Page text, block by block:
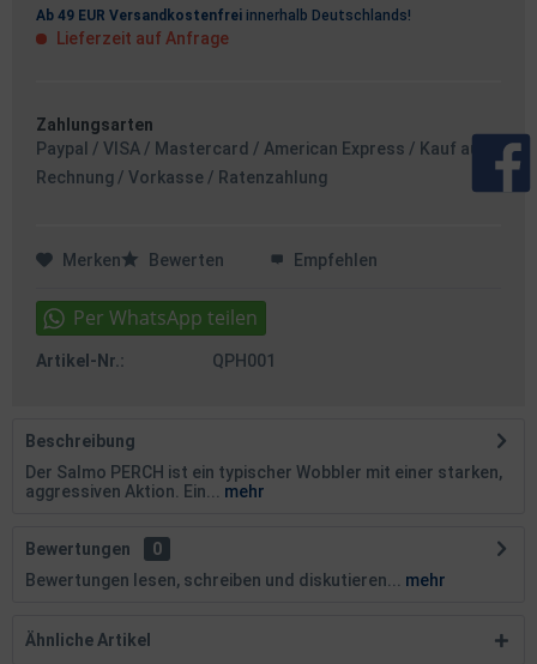
Ab 49 EUR Versandkostenfrei innerhalb Deutschlands!
Lieferzeit auf Anfrage
Zahlungsarten
Paypal / VISA / Mastercard / American Express / Kauf auf
Rechnung / Vorkasse / Ratenzahlung
Merken Bewerten Empfehlen
Artikel-Nr.: QPH001
Beschreibung
Der Salmo PERCH ist ein typischer Wobbler mit einer starken,
aggressiven Aktion. Ein...
mehr
Bewertungen
0
Bewertungen lesen, schreiben und diskutieren...
mehr
Ähnliche Artikel